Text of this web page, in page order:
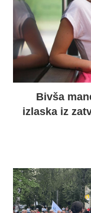
Bivša
izlaska iz